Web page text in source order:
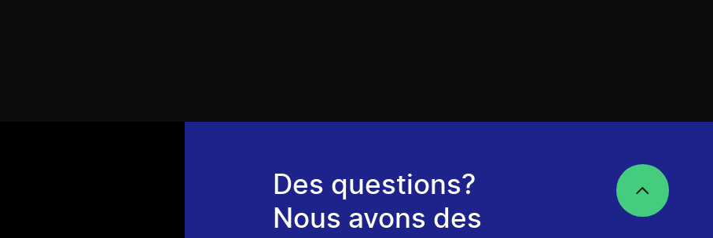
Des questions?
Nous avons des